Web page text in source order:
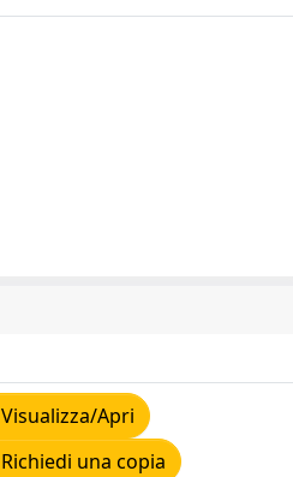
Visualizza/Apri
Richiedi una copia